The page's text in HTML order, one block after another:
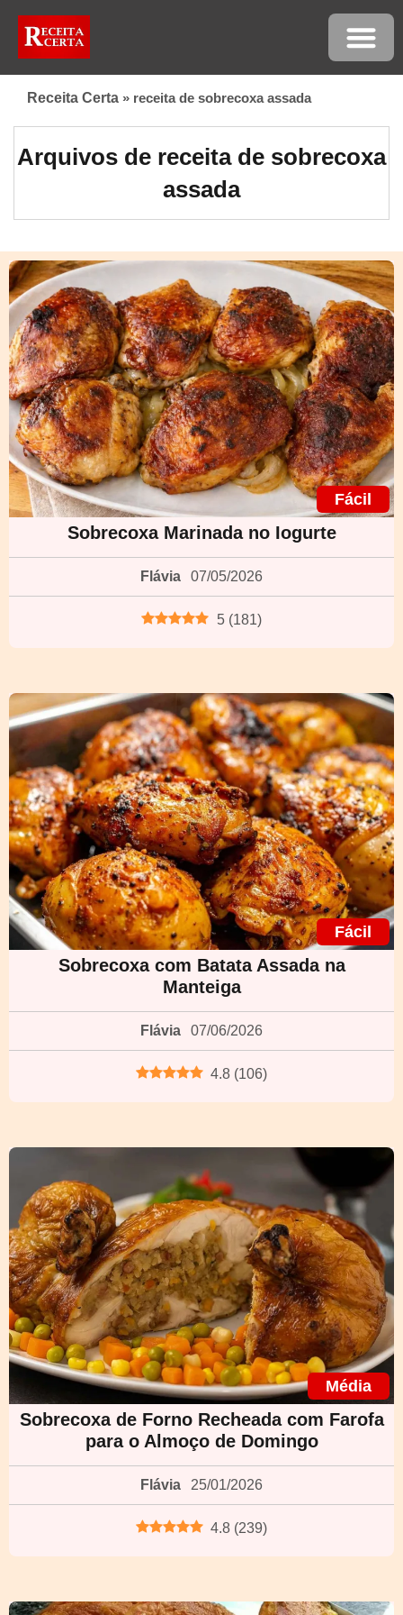
Receita Certa » receita de sobrecoxa assada
Arquivos de receita de sobrecoxa
assada
Fácil
Sobrecoxa Marinada no Iogurte
Flávia 07/05/2026
5 (181)
Fácil
Sobrecoxa com Batata Assada na
Manteiga
Flávia 07/06/2026
4.8 (106)
Média
Sobrecoxa de Forno Recheada com Farofa
para o Almoço de Domingo
Flávia 25/01/2026
4.8 (239)